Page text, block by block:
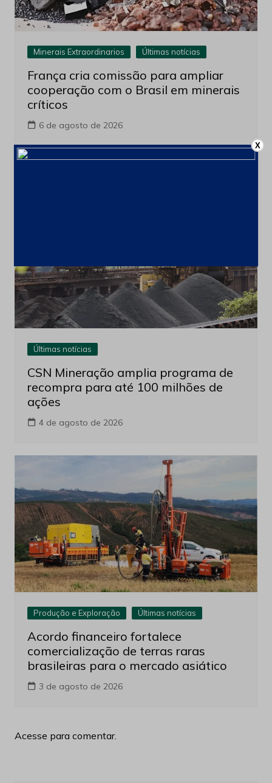
Minerais Extraordinarios Últimas notícias
França cria comissão para ampliar
cooperação com o Brasil em minerais
críticos
6 de agosto de 2026
Últimas notícias
CSN Mineração amplia programa de
recompra para até 100 milhões de
ações
4 de agosto de 2026
Produção e Exploração Últimas notícias
Acordo financeiro fortalece
comercialização de terras raras
brasileiras para o mercado asiático
3 de agosto de 2026
Acesse para comentar.
X